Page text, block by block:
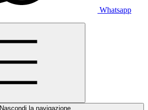
Whatsapp
Nascondi la navigazione